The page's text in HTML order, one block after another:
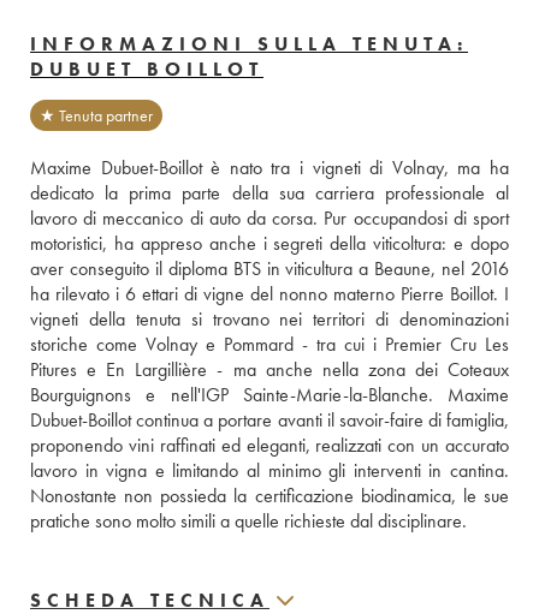
INFORMAZIONI SULLA TENUTA:
DUBUET BOILLOT
★ Tenuta partner
Maxime Dubuet-Boillot è nato tra i vigneti di Volnay, ma ha
dedicato la prima parte della sua carriera professionale al
lavoro di meccanico di auto da corsa. Pur occupandosi di sport
motoristici, ha appreso anche i segreti della viticoltura: e dopo
aver conseguito il diploma BTS in viticultura a Beaune, nel 2016
ha rilevato i 6 ettari di vigne del nonno materno Pierre Boillot. I
vigneti della tenuta si trovano nei territori di denominazioni
storiche come Volnay e Pommard - tra cui i Premier Cru Les
Pitures e En Largillière - ma anche nella zona dei Coteaux
Bourguignons e nell'IGP Sainte-Marie-la-Blanche. Maxime
Dubuet-Boillot continua a portare avanti il savoir-faire di famiglia,
proponendo vini raffinati ed eleganti, realizzati con un accurato
lavoro in vigna e limitando al minimo gli interventi in cantina.
Nonostante non possieda la certificazione biodinamica, le sue
pratiche sono molto simili a quelle richieste dal disciplinare.
SCHEDA TECNICA